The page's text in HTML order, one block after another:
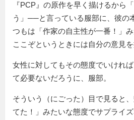
『PCP』の原作を早く描けるから
う
──と言っている服部に、彼の
つもは「作家の自主性が一番！」み
ここぞというときには自分の意見を
女性に対してもその態度でいけれ
て必要ないだろうに、服部。
そういう（にごった）目で見ると
てた！」みたいな態度でサプライ